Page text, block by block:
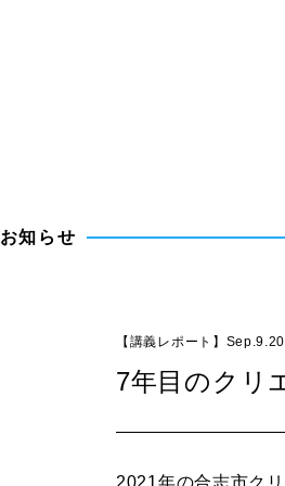
お知 ら せ
【講義レポート】
7年目のクリ
2021年の合志市ク